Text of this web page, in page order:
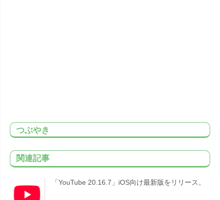
つぶやき
関連記事
「YouTube 20.16.7」iOS向け最新版をリリース。